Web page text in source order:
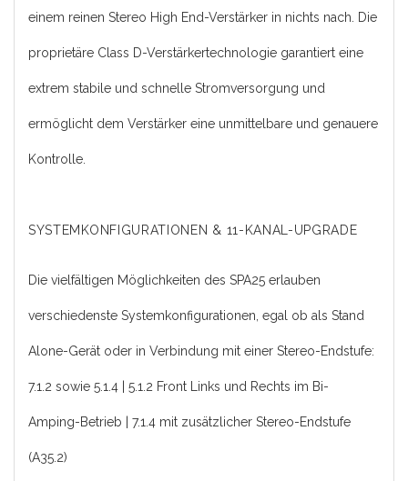
einem reinen Stereo High End-Verstärker in nichts nach. Die
proprietäre Class D-Verstärkertechnologie garantiert eine
extrem stabile und schnelle Stromversorgung und
ermöglicht dem Verstärker eine unmittelbare und genauere
Kontrolle.
SYSTEMKONFIGURATIONEN & 11-KANAL-UPGRADE
Die vielfältigen Möglichkeiten des SPA25 erlauben
verschiedenste Systemkonfigurationen, egal ob als Stand
Alone-Gerät oder in Verbindung mit einer Stereo-Endstufe:
7.1.2 sowie 5.1.4 | 5.1.2 Front Links und Rechts im Bi-
Amping-Betrieb | 7.1.4 mit zusätzlicher Stereo-Endstufe
(A35.2)